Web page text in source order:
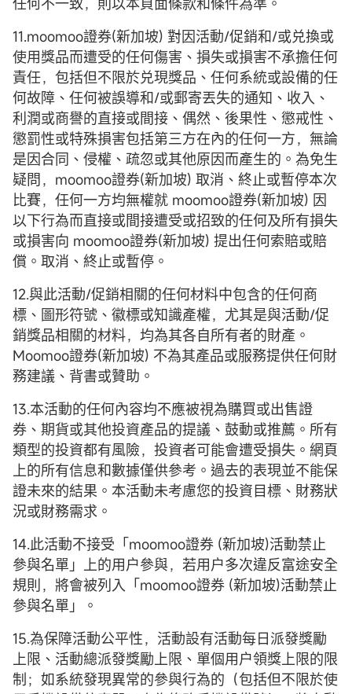
11.moomoo證券(新加坡) 對因活動/促銷和/或兑換或
使用獎品而遭受的任何傷害、損失或損害不承擔任何
責任，包括但不限於兑現獎品、任何系統或設備的任
何故障、任何被誤導和/或郵寄丟失的通知、收入、
利潤或商譽的直接或間接、偶然、後果性、懲戒性、
懲罰性或特殊損害包括第三方在內的任何一方，無論
是因合同、侵權、疏忽或其他原因而產生的。為免生
疑問，moomoo證券(新加坡) 取消、終止或暫停本次
比賽，任何一方均無權就 moomoo證券(新加坡) 因
以下行為而直接或間接遭受或招致的任何及所有損失
或損害向 moomoo證券(新加坡) 提出任何索賠或賠
償。取消、終止或暫停。
12.與此活動/促銷相關的任何材料中包含的任何商
標、圖形符號、徽標或知識產權，尤其是與活動/促
銷獎品相關的材料，均為其各自所有者的財產。
Moomoo證券(新加坡) 不為其產品或服務提供任何財
務建議、背書或贊助。
13.本活動的任何內容均不應被視為購買或出售證
券、期貨或其他投資產品的提議、鼓動或推薦。所有
類型的投資都有風險，投資者可能會遭受損失。網頁
上的所有信息和數據僅供參考。過去的表現並不能保
證未來的結果。本活動未考慮您的投資目標、財務狀
況或財務需求。
14.此活動不接受「moomoo證券 (新加坡)活動禁止
參與名單」上的用户參與，若用户多次違反富途安全
規則，將會被列入「moomoo證券 (新加坡)活動禁止
參與名單」。
15.為保障活動公平性，活動設有活動每日派發獎勵
上限、活動總派發獎勵上限、單個用户領獎上限的限
制；如系統發現異常的參與行為的（包括但不限於使